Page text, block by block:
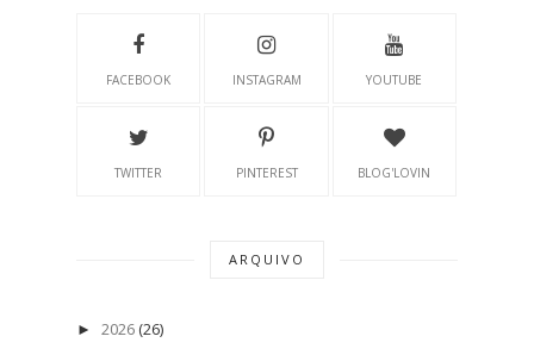
FACEBOOK INSTAGRAM YOUTUBE
TWITTER PINTEREST BLOG'LOVIN
ARQUIVO
► 2026 (26)